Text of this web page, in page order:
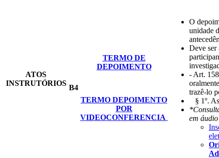
ATOS
INSTRUTÓRIOS
B4
TERMO DE
DEPOIMENTO
TERMO DEPOIMENTO
POR
VIDEOCONFERENCIA
O
unidade
Deve ser
- Art.
trazê-lo
§ 1º.
em